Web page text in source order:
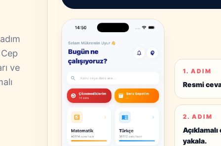
ve
1. ADIM
Resmi
2. ADIM
yakala.